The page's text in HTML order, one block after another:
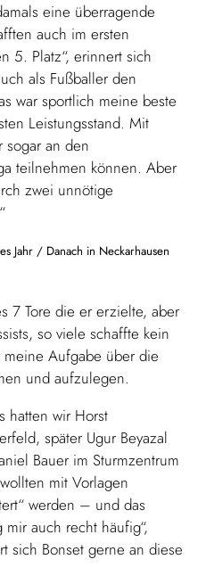
eine überragende
auch im ersten
5. Platz“, erinnert sich
als Fußballer den
war sportlich meine beste
Leistungsstand. Mit
sogar an den
teilnehmen können. Aber
zwei unnötige
Jahr / Danach in Neckarhausen
7 Tore die er erzielte, aber
so viele schaffte kein
meine Aufgabe über die
und aufzulegen.
hatten wir Horst
später Ugur Beyazal
Bauer im Sturmzentrum
mit Vorlagen
werden – und das
mir auch recht häufig“,
sich Bonset gerne an diese